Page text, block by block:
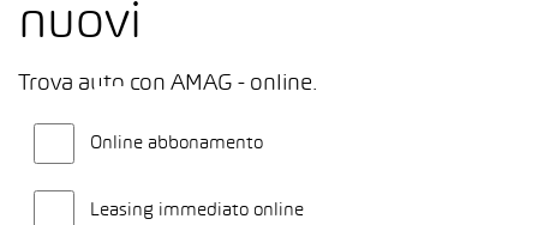
nuovi
Trova auto con AMAG - online.
Online abbonamento
Leasing immediato online